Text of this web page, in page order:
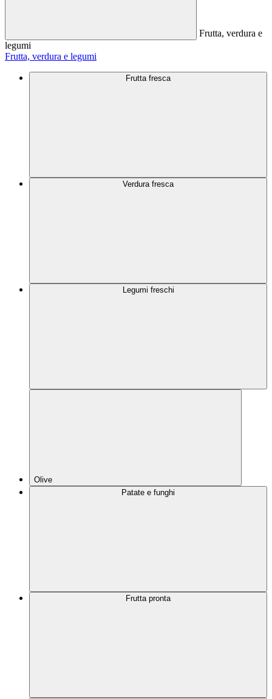
Frutta, verdura e
legumi
Frutta, verdura e legumi
Frutta fresca
Verdura fresca
Legumi freschi
Olive
Patate e funghi
Frutta pronta